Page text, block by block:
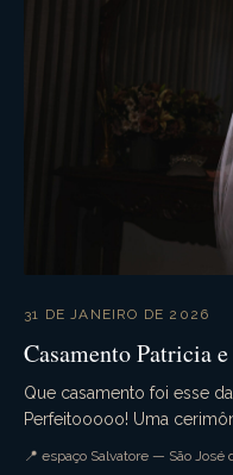
31 DE JANEIRO DE 2026
Casamento Patricia
Que casamento foi esse
Perfeitooooo! Uma
📍 espaço Salvatore — São José